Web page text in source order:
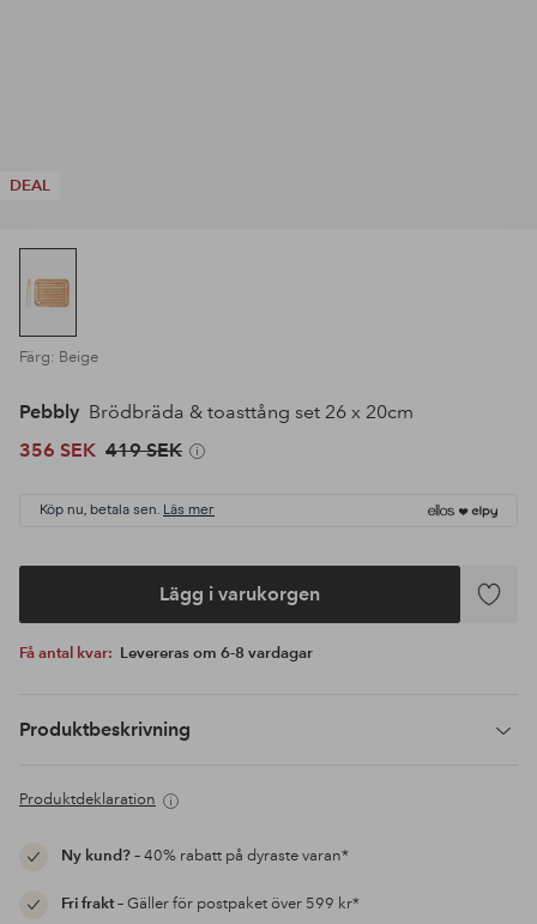
DEAL
Färg: Beige
Pebbly Brödbräda & toasttång set 26 x 20cm
356 SEK 419 SEK
Köp nu, betala sen. Läs mer
Lägg i varukorgen
Lägg
Få antal kvar: Levereras om 6-8 vardagar
Produktbeskrivning
Produktdeklaration
Ny kund?– 40% rabatt på dyraste varan*
Fri frakt– Gäller för postpaket över 599 kr*